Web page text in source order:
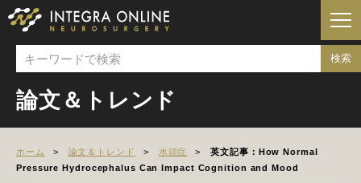
論文＆トレンド
ホーム 論文＆トレンド 水頭症
英文記事：How Normal
Pressure Hydrocephalus Can Impact Cognition and Mood